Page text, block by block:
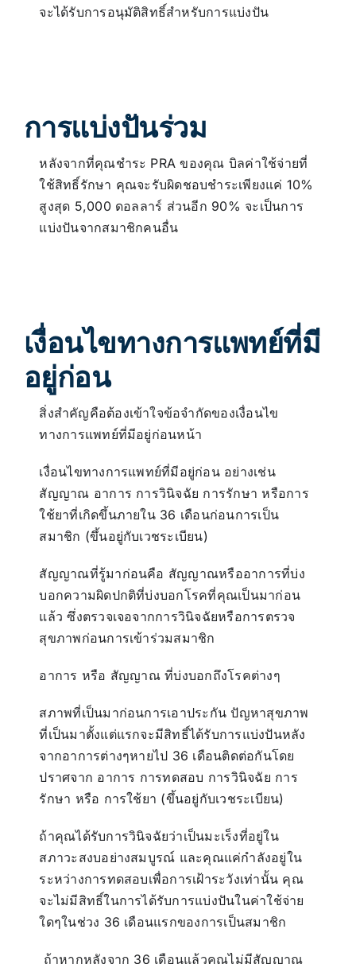
จะได้รับการอนุมัติสิทธิ์สำหรับการแบ่งปัน
การแบ่งปันร่วม
หลังจากที่คุณชำระ PRA ของคุณ บิลค่าใช้จ่ายที่
ใช้สิทธิ์รักษา คุณจะรับผิดชอบชำระเพียงแค่ 10%
สูงสุด 5,000 ดอลลาร์ ส่วนอีก 90% จะเป็นการ
แบ่งปันจากสมาชิกคนอื่น
เงื่อนไขทางการแพทย์ที่มี
อยู่ก่อน
สิ่งสำคัญคือต้องเข้าใจข้อจำกัดของเงื่อนไข
ทางการแพทย์ที่มีอยู่ก่อนหน้า
เงื่อนไขทางการแพทย์ที่มีอยู่ก่อน อย่างเช่น
สัญญาณ อาการ การวินิจฉัย การรักษา หรือการ
ใช้ยาที่เกิดขึ้นภายใน 36 เดือนก่อนการเป็น
สมาชิก (ขึ้นอยู่กับเวชระเบียน)
สัญญาณที่รู้มาก่อนคือ สัญญาณหรืออาการที่บ่ง
บอกความผิดปกติที่บ่งบอกโรคที่คุณเป็นมาก่อน
แล้ว ซึ่งตรวจเจอจากการวินิจฉัยหรือการตรวจ
สุขภาพก่อนการเข้าร่วมสมาชิก
อาการ หรือ สัญญาณ ที่บ่งบอกถึงโรคต่างๆ
สภาพที่เป็นมาก่อนการเอาประกัน ปัญหาสุขภาพ
ที่เป็นมาตั้งแต่แรกจะมีสิทธิ์ได้รับการแบ่งปันหลัง
จากอาการต่างๆหายไป 36 เดือนติดต่อกันโดย
ปราศจาก อาการ การทดสอบ การวินิจฉัย การ
รักษา หรือ การใช้ยา (ขึ้นอยู่กับเวชระเบียน)
ถ้าคุณได้รับการวินิจฉัยว่าเป็นมะเร็งที่อยู่ใน
สภาวะสงบอย่างสมบูรณ์ และคุณแค่กำลังอยู่ใน
ระหว่างการทดสอบเพื่อการเฝ้าระวังเท่านั้น คุณ
จะไม่มีสิทธิ์ในการได้รับการแบ่งปันในค่าใช้จ่าย
ใดๆในช่วง 36 เดือนแรกของการเป็นสมาชิก
ถ้าหากหลังจาก 36 เดือนแล้วคุณไม่มีสัญญาณ